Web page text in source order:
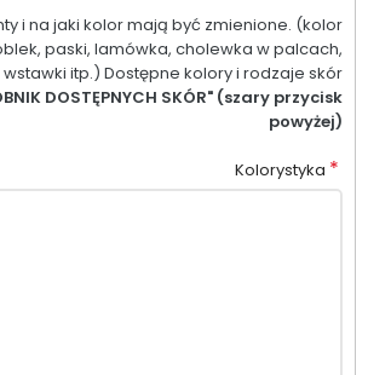
i na jaki kolor mają być zmienione. (kolor
paski, lamówka, cholewka w palcach,
itp.) Dostępne kolory i rodzaje skór
DOSTĘPNYCH SKÓR" (szary przycisk
powyżej)
Kolorystyka *